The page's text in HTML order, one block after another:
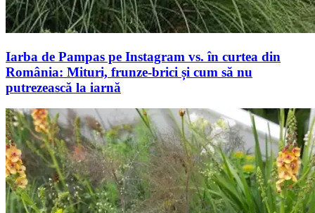
Iarba de Pampas pe Instagram vs. în curtea din
România: Mituri, frunze-brici și cum să nu
putrezească la iarnă